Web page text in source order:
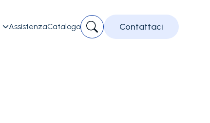
AssistenzaCatalogo Contattaci